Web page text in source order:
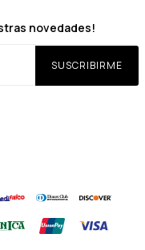
novedades!
SUSCRIBIRME